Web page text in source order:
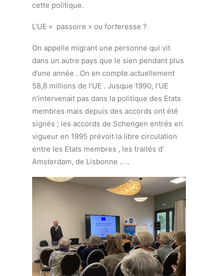
cette politique.
L’UE « passoire » ou forteresse ?
On appelle migrant une personne qui vit
dans un autre pays que le sien pendant plus
d’une année . On en compte actuellement
58,8 millions de l’UE . Jusque 1990, l’UE
n’intervenait pas dans la politique des Etats
membres mais depuis des accords ont été
signés ; les accords de Schengen entrés en
vigueur en 1995 prévoit la libre circulation
entre les Etats membres , les traités d’
Amsterdam, de Lisbonne .. ..